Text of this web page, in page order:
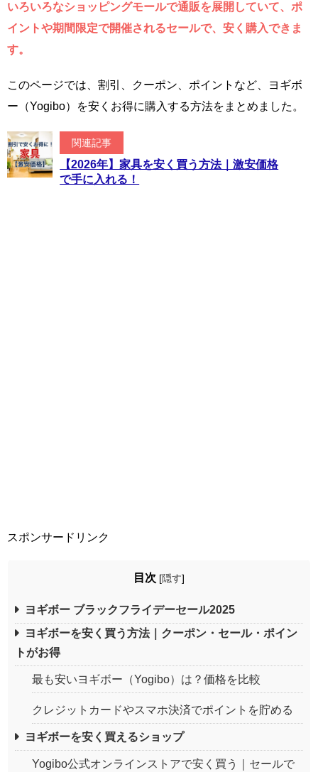
いろいろなショッピングモールで通販を展開していて、ポ
イントや期間限定で開催されるセールで、安く購入できま
す。
このページでは、割引、クーポン、ポイントなど、ヨギボ
ー（Yogibo）を安くお得に購入する方法をまとめました。
関連記事
【2026年】家具を安く買う方法｜激安価格
で手に入れる！
スポンサードリンク
目次 [隠す]
ヨギボー ブラックフライデーセール2025
ヨギボーを安く買う方法｜クーポン・セール・ポイン
トがお得
最も安いヨギボー（Yogibo）は？価格を比較
クレジットカードやスマホ決済でポイントを貯める
ヨギボーを安く買えるショップ
Yogibo公式オンラインストアで安く買う｜セールで